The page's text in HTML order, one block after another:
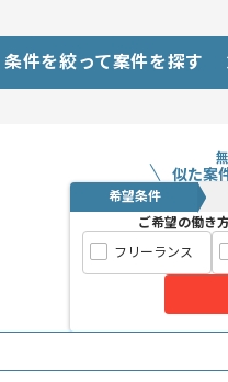
条件を絞って案件を探す
似た案
希望条件
ご希望の働き
フリーランス